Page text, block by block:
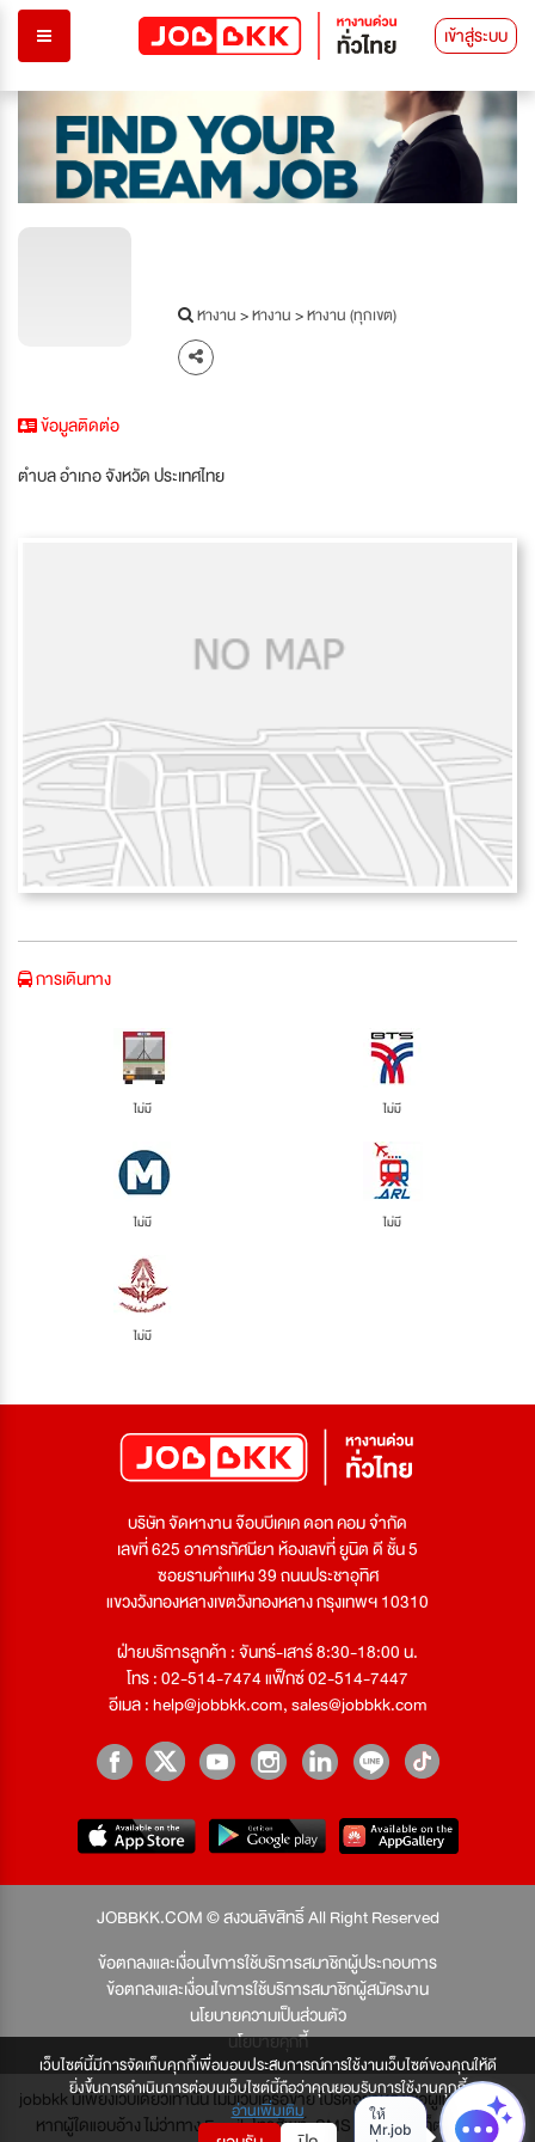
เข้าสู่ระบบ
เว็บไซต์นี้มีการจัดเก็บคุกกี้เพื่อมอบประสบการณ์การใช้งานเว็บไซต์ของคุณให้ดี
ยิ่งขึ้นการดำเนินการต่อบนเว็บไซต์นี้ถือว่าคุณยอมรับการใช้งานคุกกี้
อ่านเพิ่มเติม
หางาน>หางาน>หางาน (ทุกเขต)
ข้อมูลติดต่อ
ตำบล อำเภอ จังหวัด ประเทศไทย
การเดินทาง
ไม่มี ไม่มี
ไม่มี ไม่มี
ไม่มี
บริษัท จัดหางาน จ๊อบบีเคเค ดอท คอม จำกัด
เลขที่ 625 อาคารทัศนียา ห้องเลขที่ ยูนิต ดี ชั้น 5
ซอยรามคำแหง 39 ถนนประชาอุทิศ
แขวงวังทองหลางเขตวังทองหลาง กรุงเทพฯ 10310
ฝ่ายบริการลูกค้า : จันทร์-เสาร์ 8:30-18:00 น.
โทร : 02-514-7474 แฟ็กซ์ 02-514-7447
อีเมล :help@jobbkk.com,sales@jobbkk.com
JOBBKK.COM © สงวนลิขสิทธิ์ All Right Reserved
ข้อตกลงและเงื่อนไขการใช้บริการสมาชิกผู้ประกอบการ
ข้อตกลงและเงื่อนไขการใช้บริการสมาชิกผู้สมัครงาน
นโยบายความเป็นส่วนตัว
นโยบายคุกกี้
jobbkk มีเพียงเว็บเดียวเท่านั้น ไม่มีเว็บเครือข่าย โปรดอย่าหลงเชื่อผู้แอบอ้าง และ
หากผู้ใดแอบอ้าง ไม่ว่าทาง Email, โทรศัพท์, SMS หรือทางใดก็ตาม จะถูก